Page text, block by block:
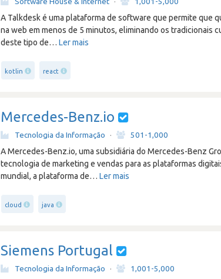
A Talkdesk é uma plataforma de software que permite que
na web em menos de 5 minutos, eliminando os tradicionais
deste tipo de…Ler mais
kotlin react
Mercedes-Benz.io
Tecnologia da Informação ·
501-1,000
A Mercedes-Benz.io, uma subsidiária do Mercedes-Benz
tecnologia de marketing e vendas para as plataformas
mundial, a plataforma de…Ler mais
cloud java
Siemens Portugal
Tecnologia da Informação · 1,001-5,000